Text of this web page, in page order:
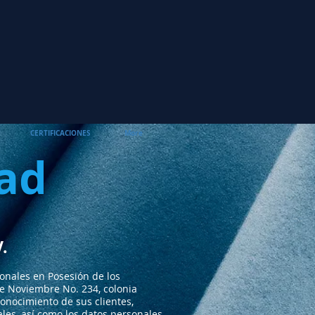
CERTIFICACIONES More
en Posesión de los
Noviembre No. 234, colonia
de sus clientes,